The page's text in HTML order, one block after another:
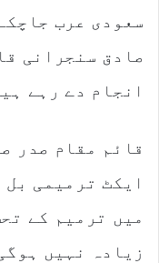
سعودی عرب
صادق سنجرانی
انجام دے رہے
قائم مقام صدر
ایکٹ ترمیمی
میں ترمیم کے
زیادہ نہیں